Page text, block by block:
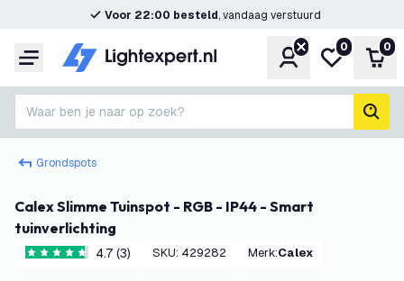
Voor 22:00 besteld, vandaag verstuurd
Menu Account
Mijn
0 0
Waar ben je naar op zoek?
Grondspots
Calex Slimme Tuinspot - RGB - IP44 - Smart
tuinverlichting
4.7 score sterren
4.7 (3) SKU: 429282 Merk: Calex